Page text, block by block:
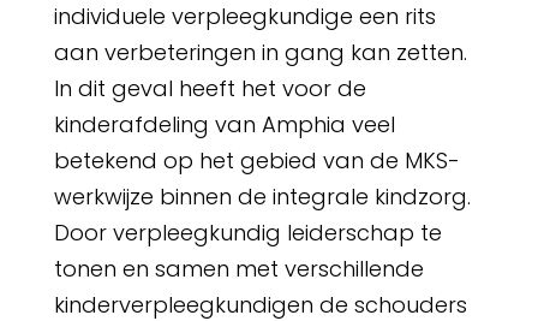
individuele verpleegkundige een rits
aan verbeteringen in gang kan zetten.
In dit geval heeft het voor de
kinderafdeling van Amphia veel
betekend op het gebied van de MKS-
werkwijze binnen de integrale kindzorg.
Door verpleegkundig leiderschap te
tonen en samen met verschillende
kinderverpleegkundigen de schouders